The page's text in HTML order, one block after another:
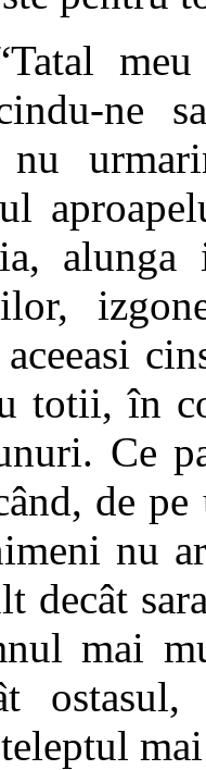
ne
alunga
aceeasi
totii, în
Ce
de
nu
decât
mai